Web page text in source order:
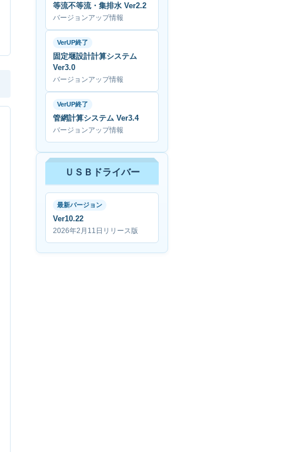
等流不等流・集排水 Ver2.2
バージョンアップ情報
VerUP終了
固定堰設計計算システム
Ver3.0
バージョンアップ情報
VerUP終了
管網計算システム Ver3.4
バージョンアップ情報
ＵＳＢドライバー
最新バージョン
Ver10.22
2026年2月11日リリース版